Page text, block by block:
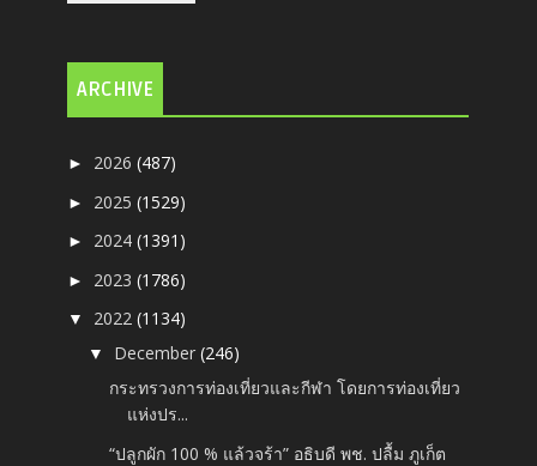
ARCHIVE
► 2026(487)
► 2025(1529)
► 2024(1391)
► 2023(1786)
▼ 2022(1134)
▼ December(246)
กระทรวงการท่องเที่ยวและกีฬา โดยการท่องเที่ยว
แห่งปร...
“ปลูกผัก 100 % แล้วจร้า” อธิบดี พช. ปลื้ม ภูเก็ต